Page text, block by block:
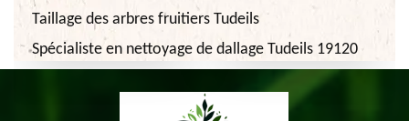
Taillage des arbres fruitiers Tudeils
Spécialiste en nettoyage de dallage Tudeils 19120